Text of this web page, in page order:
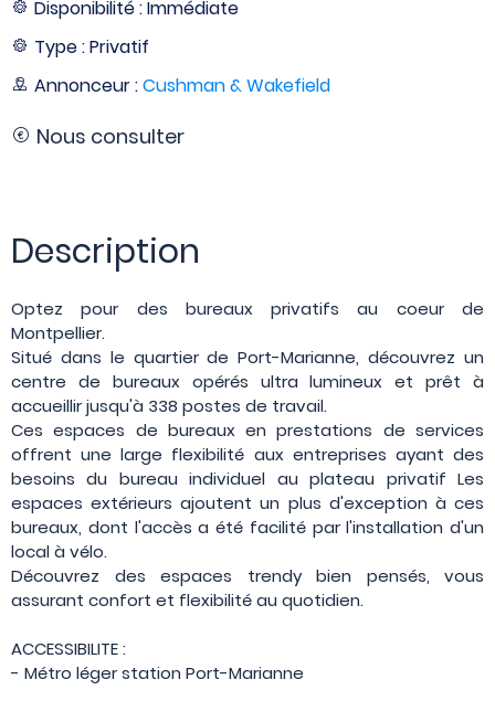
Disponibilité : Immédiate
Type : Privatif
Annonceur :Cushman & Wakefield
Nous consulter
Description
Optez pour des bureaux privatifs au coeur de
Montpellier.
Situé dans le quartier de Port-Marianne, découvrez un
centre de bureaux opérés ultra lumineux et prêt à
accueillir jusqu'à 338 postes de travail.
Ces espaces de bureaux en prestations de services
offrent une large flexibilité aux entreprises ayant des
besoins du bureau individuel au plateau privatif Les
espaces extérieurs ajoutent un plus d'exception à ces
bureaux, dont l'accès a été facilité par l'installation d'un
local à vélo.
Découvrez des espaces trendy bien pensés, vous
assurant confort et flexibilité au quotidien.
ACCESSIBILITE :
- Métro léger station Port-Marianne